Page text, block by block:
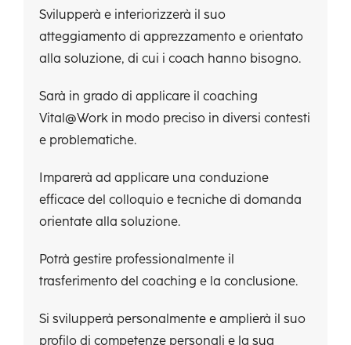
Svilupperà e interiorizzerà il suo
atteggiamento di apprezzamento e orientato
alla soluzione, di cui i coach hanno bisogno.
Sarà in grado di applicare il coaching
Vital@Work in modo preciso in diversi contesti
e problematiche.
Imparerà ad applicare una conduzione
efficace del colloquio e tecniche di domanda
orientate alla soluzione.
Potrà gestire professionalmente il
trasferimento del coaching e la conclusione.
Si svilupperà personalmente e amplierà il suo